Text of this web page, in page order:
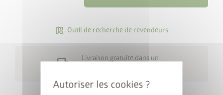
map_search Outil de recherche de revendeurs
local_shipping
Livraison gratuite dans un